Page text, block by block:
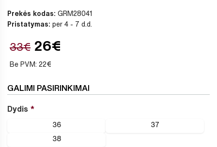
Prekės kodas: GRM28041
Pristatymas: per 4 - 7 d.d.
33€ 26€
Be PVM: 22€
GALIMI PASIRINKIMAI
Dydis
36 37
38